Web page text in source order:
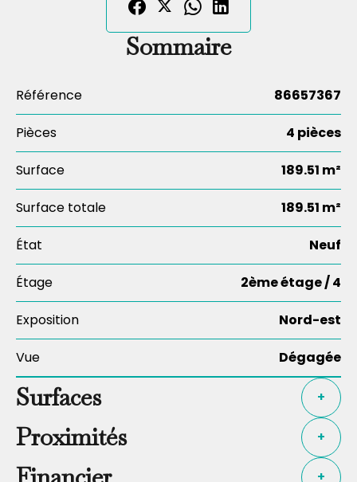
Sommaire
Référence 86657367
Pièces 4 pièces
Surface 189.51 m²
Surface totale 189.51 m²
État Neuf
Étage 2ème étage / 4
Exposition Nord-est
Vue Dégagée
Surfaces +
Proximités +
+